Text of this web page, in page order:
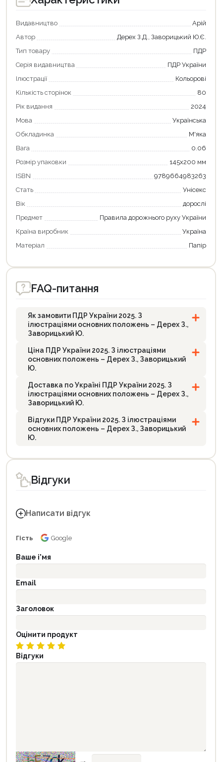
Видавництво
Арій
Автор
Дерех З.Д., Заворицький Ю.Є.
Тип товару
ПДР
Серія видавництва
ПДР України
Ілюстрації
Кольорові
Кількість сторінок
80
Рік видання
2024
Мова
Українська
Обкладинка
М'яка
Вага
0.06
Розмір упаковки
145x200 мм
ISBN
9789664983263
Стать
Унісекс
Вік
дорослі
Предмет
Правила дорожнього руху України
Країна виробник
Україна
Матеріал
Папір
FAQ-питання
Як замовити ПДР України 2025. З
ілюстраціями основних положень – Дерех З.,
Заворицький Ю.
Ціна ПДР України 2025. З ілюстраціями
основних положень – Дерех З., Заворицький
Ю.
Доставка по Україні ПДР України 2025. З
ілюстраціями основних положень – Дерех З.,
Заворицький Ю.
Відгуки ПДР України 2025. З ілюстраціями
основних положень – Дерех З., Заворицький
Ю.
Відгуки
Написати відгук
Гість Google
Ваше і'мя
Email
Заголовок
Оцінити продукт
Відгуки
Продовжити покупки
Оформити замовлення